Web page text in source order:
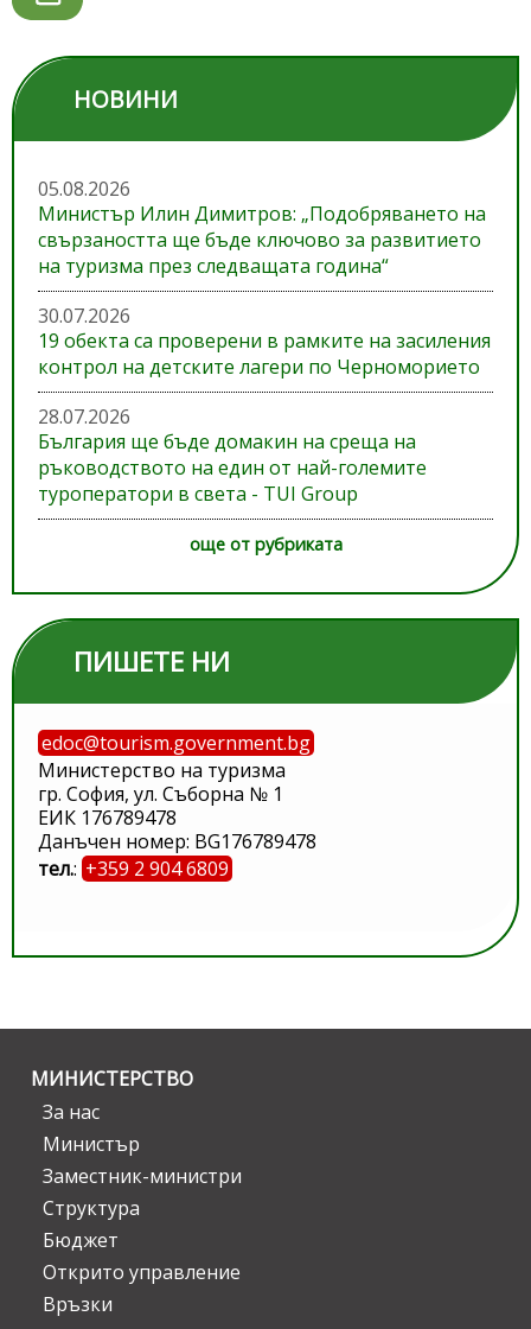
НОВИНИ
05.08.2026
Министър Илин Димитров: „Подобряването на
свързаността ще бъде ключово за развитието
на туризма през следващата година“
30.07.2026
19 обекта са проверени в рамките на засиления
контрол на детските лагери по Черноморието
28.07.2026
България ще бъде домакин на среща на
ръководството на един от най-големите
туроператори в света - TUI Group
още от рубриката
ПИШЕТЕ НИ
edoc@tourism.government.bg
Министерство на туризма
гр. София, ул. Съборна № 1
ЕИК 176789478
Данъчен номер: BG176789478
тел.: +359 2 904 6809
МИНИСТЕРСТВО
За нас
Министър
Заместник-министри
Структура
Бюджет
Открито управление
Връзки